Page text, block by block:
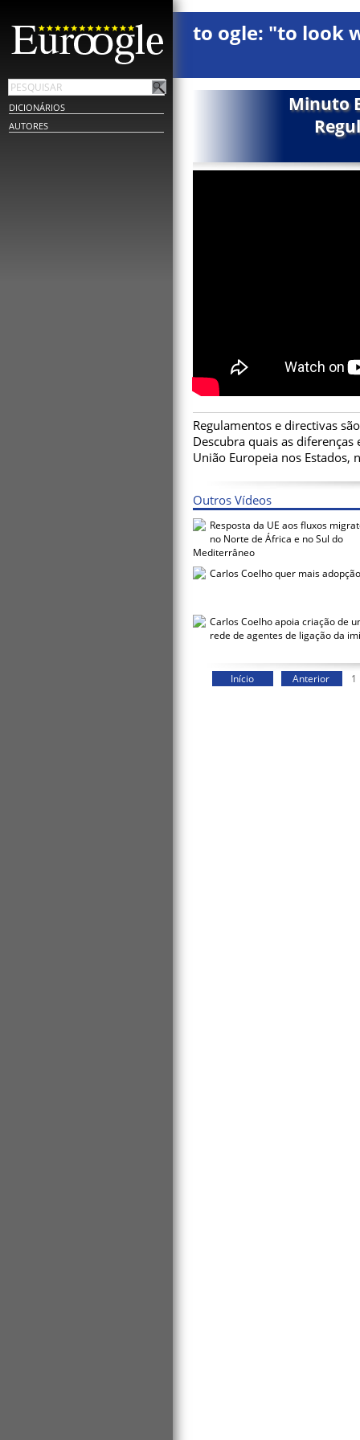
DICIONÁRIOS
AUTORES
to ogle: "to look
Minuto
Regulamentos e directivas
Descubra quais as
União Europeia nos Estados,
Outros Vídeos
Resposta da UE aos fluxos
no Norte de África e no Sul do
Mediterrâneo
Carlos Coelho quer mais adopção
Carlos Coelho apoia criação de
rede de agentes de ligação da
Início Anterior 1